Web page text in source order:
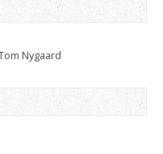
Nygaard